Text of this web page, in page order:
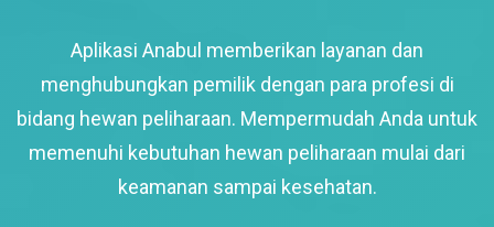
Aplikasi Anabul memberikan layanan dan
menghubungkan pemilik dengan para profesi di
bidang hewan peliharaan. Mempermudah Anda untuk
memenuhi kebutuhan hewan peliharaan mulai dari
keamanan sampai kesehatan.